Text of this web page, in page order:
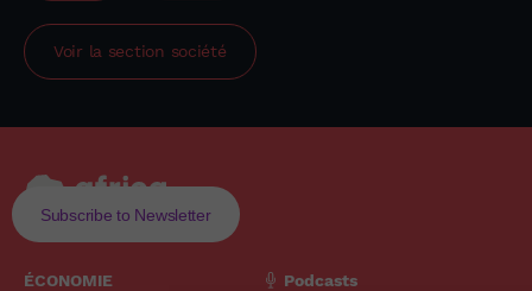
Voir la section société
Subscribe to Newsletter
ÉCONOMIE
Podcasts